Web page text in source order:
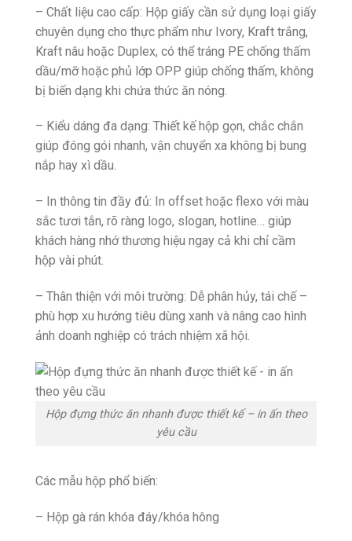
– Chất liệu cao cấp: Hộp giấy cần sử dụng loại giấy
chuyên dụng cho thực phẩm như Ivory, Kraft trắng,
Kraft nâu hoặc Duplex, có thể tráng PE chống thấm
dầu/mỡ hoặc phủ lớp OPP giúp chống thấm, không
bị biến dạng khi chứa thức ăn nóng.
– Kiểu dáng đa dạng: Thiết kế hộp gọn, chắc chắn
giúp đóng gói nhanh, vận chuyển xa không bị bung
nắp hay xì dầu.
– In thông tin đầy đủ: In offset hoặc flexo với màu
sắc tươi tắn, rõ ràng logo, slogan, hotline… giúp
khách hàng nhớ thương hiệu ngay cả khi chỉ cầm
hộp vài phút.
– Thân thiện với môi trường: Dễ phân hủy, tái chế –
phù hợp xu hướng tiêu dùng xanh và nâng cao hình
ảnh doanh nghiệp có trách nhiệm xã hội.
Hộp đựng thức ăn nhanh được thiết kế – in ấn theo
yêu cầu
Các mẫu hộp phổ biến:
– Hộp gà rán khóa đáy/khóa hông